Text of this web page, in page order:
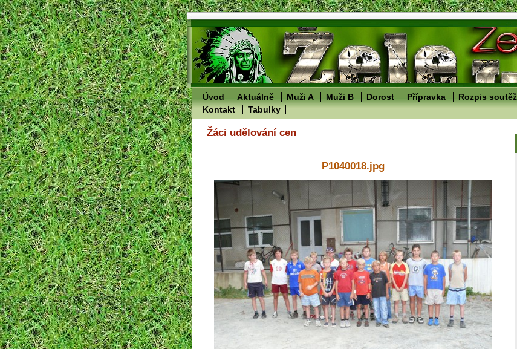
Úvod Aktuálně Muži A Muži B Dorost Přípravka Rozpis
Kontakt
Tabulky
Žáci udělování cen
P1040018.jpg